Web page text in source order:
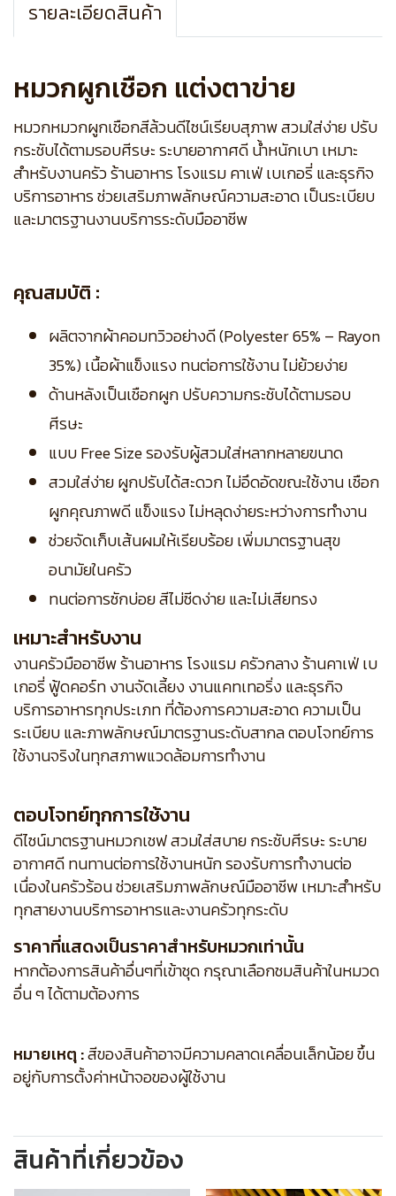
รายละเอียดสินค้า
หมวกผูกเชือก แต่งตาข่าย
หมวกหมวกผูกเชือกสีล้วนดีไซน์เรียบสุภาพ สวมใส่ง่าย ปรับ
กระชับได้ตามรอบศีรษะ ระบายอากาศดี น้ำหนักเบา เหมาะ
สำหรับงานครัว ร้านอาหาร โรงแรม คาเฟ่ เบเกอรี่ และธุรกิจ
บริการอาหาร ช่วยเสริมภาพลักษณ์ความสะอาด เป็นระเบียบ
และมาตรฐานงานบริการระดับมืออาชีพ
คุณสมบัติ :
ผลิตจากผ้าคอมทวิวอย่างดี (Polyester 65% – Rayon
35%) เนื้อผ้าแข็งแรง ทนต่อการใช้งาน ไม่ย้วยง่าย
ด้านหลังเป็นเชือกผูก ปรับความกระชับได้ตามรอบ
ศีรษะ
แบบ Free Size รองรับผู้สวมใส่หลากหลายขนาด
สวมใส่ง่าย ผูกปรับได้สะดวก ไม่อึดอัดขณะใช้งาน เชือก
ผูกคุณภาพดี แข็งแรง ไม่หลุดง่ายระหว่างการทำงาน
ช่วยจัดเก็บเส้นผมให้เรียบร้อย เพิ่มมาตรฐานสุข
อนามัยในครัว
ทนต่อการซักบ่อย สีไม่ซีดง่าย และไม่เสียทรง
เหมาะสำหรับงาน
งานครัวมืออาชีพ ร้านอาหาร โรงแรม ครัวกลาง ร้านคาเฟ่ เบ
เกอรี่ ฟู้ดคอร์ท งานจัดเลี้ยง งานแคทเทอริ่ง และธุรกิจ
บริการอาหารทุกประเภท ที่ต้องการความสะอาด ความเป็น
ระเบียบ และภาพลักษณ์มาตรฐานระดับสากล ตอบโจทย์การ
ใช้งานจริงในทุกสภาพแวดล้อมการทำงาน
ตอบโจทย์ทุกการใช้งาน
ดีไซน์มาตรฐานหมวกเชฟ สวมใส่สบาย กระชับศีรษะ ระบาย
อากาศดี ทนทานต่อการใช้งานหนัก รองรับการทำงานต่อ
เนื่องในครัวร้อน ช่วยเสริมภาพลักษณ์มืออาชีพ เหมาะสำหรับ
ทุกสายงานบริการอาหารและงานครัวทุกระดับ
ราคาที่แสดงเป็นราคาสำหรับหมวกเท่านั้น
หากต้องการสินค้าอื่นๆที่เข้าชุด กรุณาเลือกชมสินค้าในหมวด
อื่น ๆ ได้ตามต้องการ
หมายเหตุ :สีของสินค้าอาจมีความคลาดเคลื่อนเล็กน้อย ขึ้น
อยู่กับการตั้งค่าหน้าจอของผู้ใช้งาน
สินค้าที่เกี่ยวข้อง